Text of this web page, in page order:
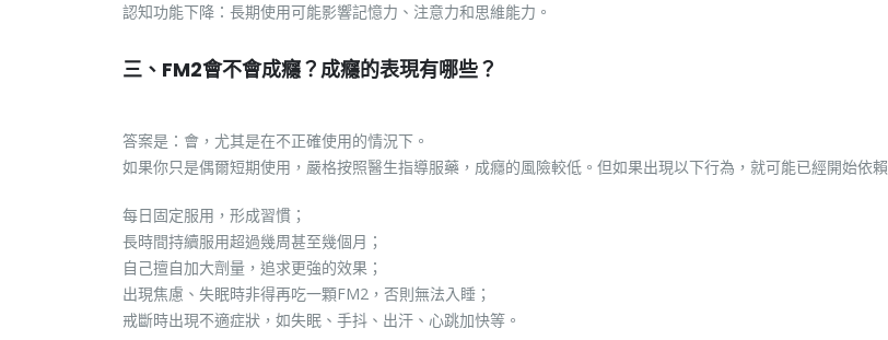
認知功能下降：長期使用可能影響記憶力、注意力和思維能力。
三、FM2會不會成癮？成癮的表現有哪些？
答案是：會，尤其是在不正確使用的情況下。
如果你只是偶爾短期使用，嚴格按照醫生指導服藥，成癮的風險較低。但如果出現以下行為，就可能已經開始依賴
每日固定服用，形成習慣；
長時間持續服用超過幾周甚至幾個月；
自己擅自加大劑量，追求更強的效果；
出現焦慮、失眠時非得再吃一顆FM2，否則無法入睡；
戒斷時出現不適症狀，如失眠、手抖、出汗、心跳加快等。